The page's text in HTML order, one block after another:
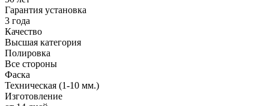
Гарантия установка
3 года
Качество
Высшая категория
Полировка
Все стороны
Фаска
Техническая (1-10 мм.)
Изготовление